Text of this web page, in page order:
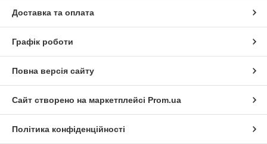
Доставка та оплата
Графік роботи
Повна версія сайту
Сайт створено на маркетплейсі Prom.ua
Політика конфіденційності